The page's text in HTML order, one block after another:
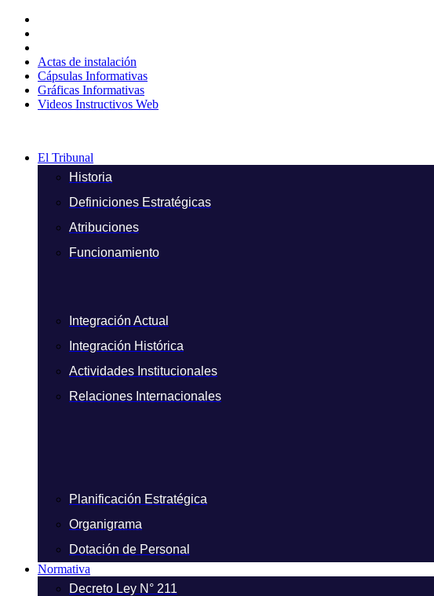
contenido
Actas de instalación
Cápsulas Informativas
Gráficas Informativas
Videos Instructivos Web
El Tribunal
Historia
Definiciones Estratégicas
Atribuciones
Funcionamiento
Integración Actual
Integración Histórica
Actividades Institucionales
Relaciones Internacionales
Planificación Estratégica
Organigrama
Dotación de Personal
Normativa
Decreto Ley N° 211